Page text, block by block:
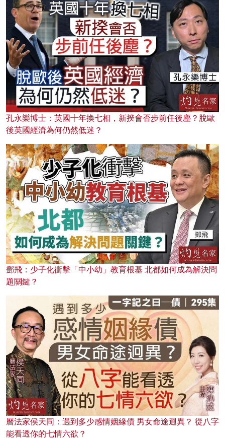
孔永樂博士：英國十年換七相，新揆會否步前任後塵？脫歐
後英國經濟為何仍然低迷？
鄧飛：少子化衝擊「中小幼」教育根基 北都如何成為解決問
題關鍵？
曆法家侯天同：遇到多少感情姻緣債 男女命途迥異？ 從八字
能看透你的七情六欲？